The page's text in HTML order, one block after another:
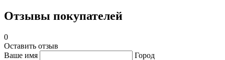
Отзывы покупателей
0
Оставить отзыв
Ваше имя
Город